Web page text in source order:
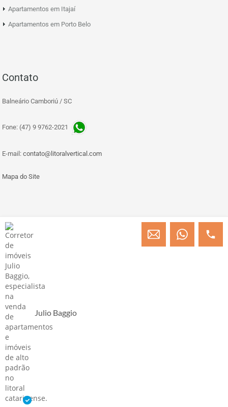
Apartamentos em Itajaí
Apartamentos em Porto Belo
Contato
Balneário Camboriú / SC
Fone: (47) 9 9762-2021
E-mail: contato@litoralvertical.com
Mapa do Site
© Copyright 2013 » 2026 Engenheiro Julio C. Baggio - Corretor de Imóveis
Julio Baggio